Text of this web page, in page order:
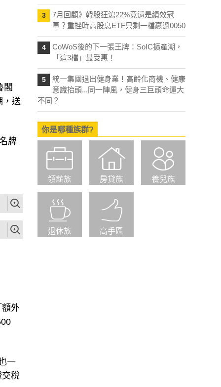
閣
，送
牌
外
一
交稅
3
7月回顧》韓股狂瀉22%竟還是績效冠
軍？重挫時高股息ETF只剩一檔贏過0050
4
CoWoS後的下一張王牌：SoIC擴產潮，
「這3檔」最受惠！
5
統一集團退出健身業！高齡化商機、健康
意識抬頭...同一陣風，健身三巨頭命運大
不同？
你是哪種族群?
領薪族 房貸族 養兒族
退休族 高手區